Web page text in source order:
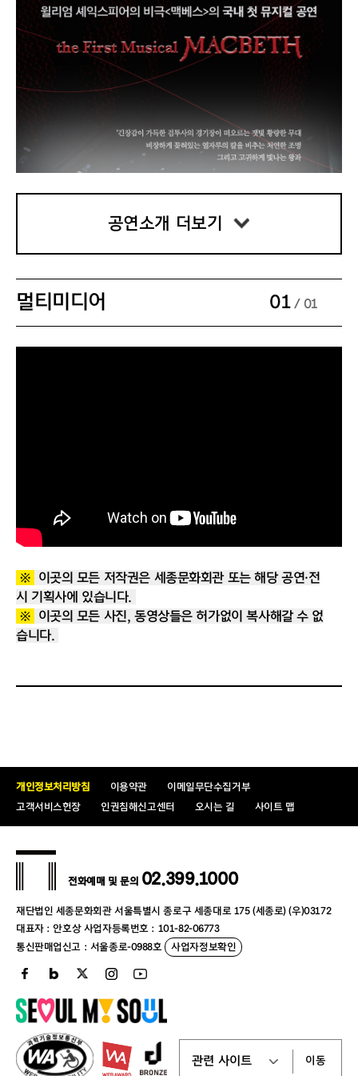
공연소개 더보기
멀티미디어 01/ 01
※ 이곳의 모든 저작권은 세종문화회관 또는 해당 공연·전
시 기획사에 있습니다.
※ 이곳의 모든 사진, 동영상들은 허가없이 복사해갈 수 없
습니다.
개인정보처리방침 이용약관
이메일무단수집거부
고객서비스헌장
인권침해신고센터 오시는 길 사이트 맵
재단법인 세종문화회관 서울특별시 종로구 세종대로 175 (세종로) (우)03172
대표자 : 안호상 사업자등록번호 : 101-82-06773
통신판매업신고 : 서울종로-0988호 사업자정보확인
전화예매 및 문의 02.399.1000
이동